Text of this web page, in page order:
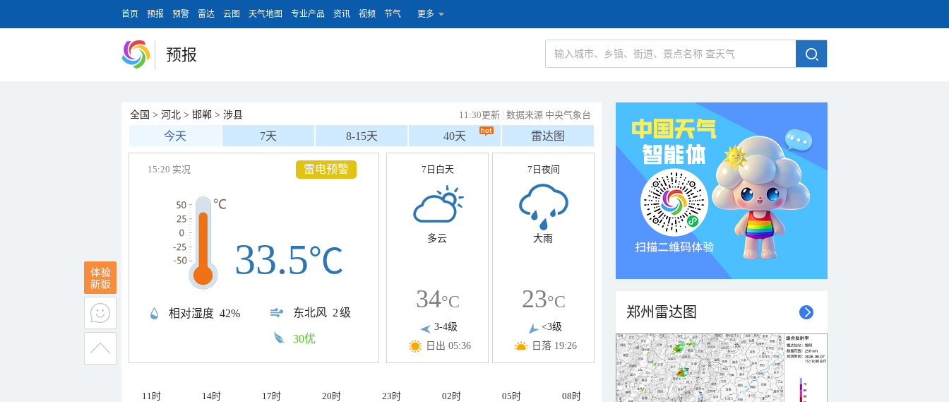
首页 预报 预警 雷达 云图 天气地图 专业产品 资讯 视频 节气 更多
预报
全国 > 河北 > 邯郸 > 涉县 11:30更新 | 数据来源 中央气象台
今天 7天 8-15天 40天 雷达图
雷电预警
15:20 实况
相对湿度 42% 东北风 2级
33.5℃
30优
7日白天
多云
34°C
3-4级
日出 05:36
7日夜间
大雨
23°C
<3级
日落 19:26
11时 14时 17时 20时 23时 02时 05时 08时
郑州雷达图